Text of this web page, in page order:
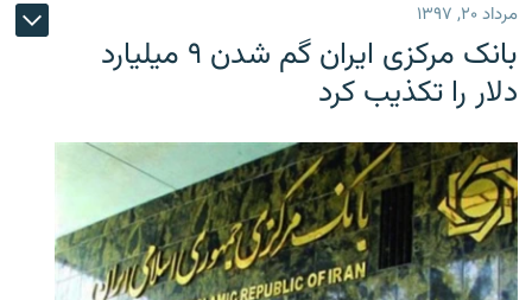
مرداد ۲۰, ۱۳۹۷
بانک مرکزی ایران گم شدن ۹ میلیارد
دلار را تکذیب کرد